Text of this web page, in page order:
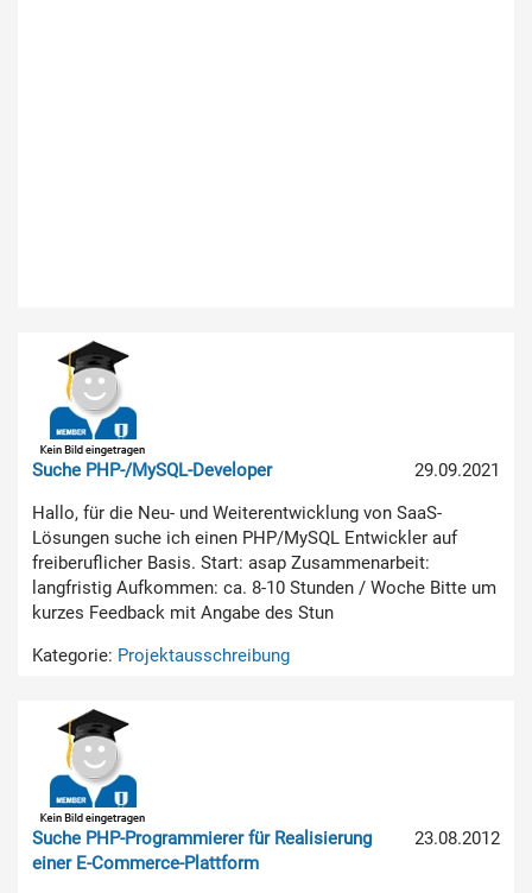
29.09.2021
Suche PHP-/MySQL-Developer
Hallo, für die Neu- und Weiterentwicklung von SaaS-
Lösungen suche ich einen PHP/MySQL Entwickler auf
freiberuflicher Basis. Start: asap Zusammenarbeit:
langfristig Aufkommen: ca. 8-10 Stunden / Woche Bitte um
kurzes Feedback mit Angabe des Stun
Kategorie: Projektausschreibung
23.08.2012
Suche PHP-Programmierer für Realisierung
einer E-Commerce-Plattform